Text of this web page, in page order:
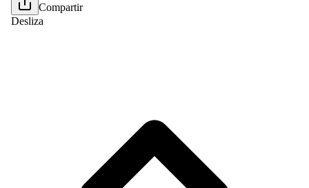
Compartir
Desliza